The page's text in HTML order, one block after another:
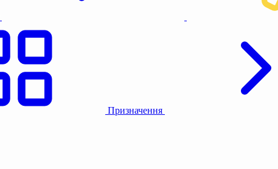
Призначення